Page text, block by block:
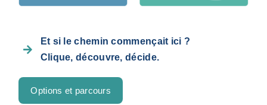

Et si le chemin commençait ici ?
Clique, découvre, décide.
Options et parcours